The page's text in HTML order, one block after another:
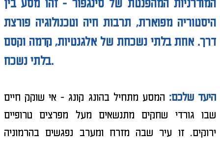
המודרניות המהפנטת של סינגפור - זהו מסע בין
היסטוריה מפוארת, תרבות חיה וטכנולוגיה פורצת
דרך. אחת בלתי נשכחת של אלגנטיות, קדמה וקסם
בלתי נשכח.
היעד שלכם: המסע מתחיל בהונג קונג - אי שוקק חיים
שבו גורדי שחקים מתנשאים מעל מפרצים טרופיים
ירוקים. זו עיר שבה מזרח ומערב נפגשים בהרמוניה